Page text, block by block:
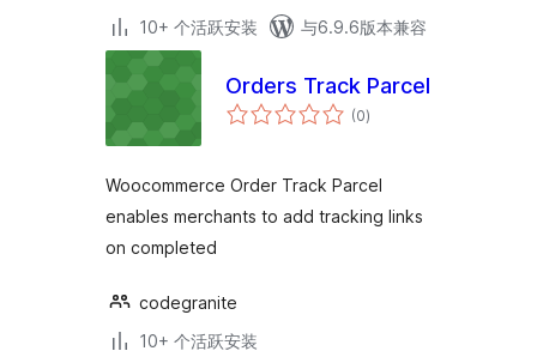
10+ 个活跃安装
与6.9.6版本兼容
Orders Track Parcel
(0总
评)
Woocommerce Order Track Parcel
enables merchants to add tracking links
on completed
codegranite
10+ 个活跃安装